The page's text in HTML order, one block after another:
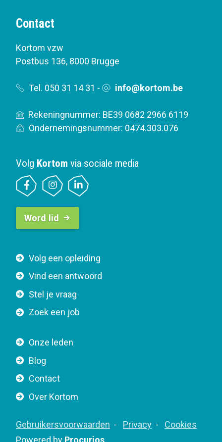
Contact
Kortom vzw
Postbus 136, 8000 Brugge
Tel. 050 31 14 31 - info@kortom.be
Rekeningnummer: BE39 0682 2966 6119
Ondernemingsnummer: 0474.303.076
F
o
t
e
a
v
i
a
i
Volg een opleiding
Vind een antwoord
Stel je vraag
Zoek een job
Onze leden
Blog
Contact
Over Kortom
F
o
Gebruikersvoorwaarden Privacy
Cookies
Powered by Procurios
Volg Kortom via sociale media
B
t
o
n
a
v
g
t
i
o
Word lid